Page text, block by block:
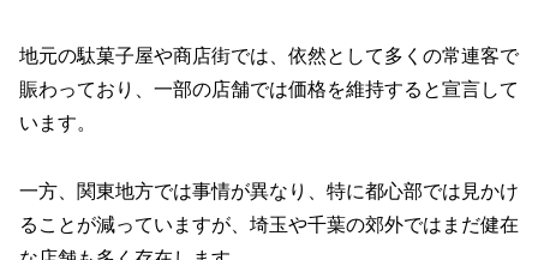
地元の駄菓子屋や商店街では、依然として多くの常連客で
賑わっており、一部の店舗では価格を維持すると宣言して
います。
一方、関東地方では事情が異なり、特に都心部では見かけ
ることが減っていますが、埼玉や千葉の郊外ではまだ健在